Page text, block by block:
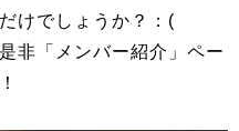
けでしょうか？：(
非「メンバー紹介」ペー